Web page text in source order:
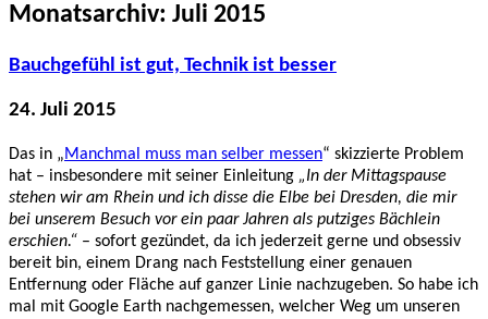
Monatsarchiv: Juli 2015
Bauchgefühl ist gut, Technik ist besser
24. Juli 2015
Das in „Manchmal muss man selber messen“ skizzierte Problem
hat – insbesondere mit seiner Einleitung „In der Mittagspause
stehen wir am Rhein und ich disse die Elbe bei Dresden, die mir
bei unserem Besuch vor ein paar Jahren als putziges Bächlein
erschien.“ – sofort gezündet, da ich jederzeit gerne und obsessiv
bereit bin, einem Drang nach Feststellung einer genauen
Entfernung oder Fläche auf ganzer Linie nachzugeben. So habe ich
mal mit Google Earth nachgemessen, welcher Weg um unseren